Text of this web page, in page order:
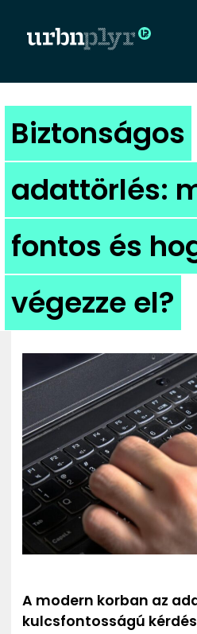
HIP
KULT
UTCA
IMPRESSZUM
PR-
Biztonságos
adattörlés:
fontos és
végezze el?
A modern korban az
kulcsfontosságú